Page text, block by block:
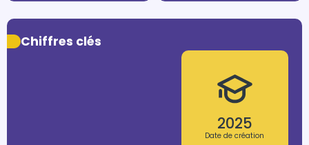
Chiffres clés
2025
Date de création